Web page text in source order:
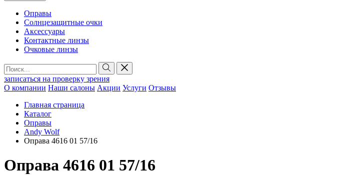
Оправы
Солнцезащитные очки
Аксессуары
Контактные линзы
Очковые линзы
записаться на проверку зрения
О компании Наши салоны Акции Услуги Отзывы
Главная страница
Каталог
Оправы
Andy Wolf
Оправа 4616 01 57/16
Оправа 4616 01 57/16